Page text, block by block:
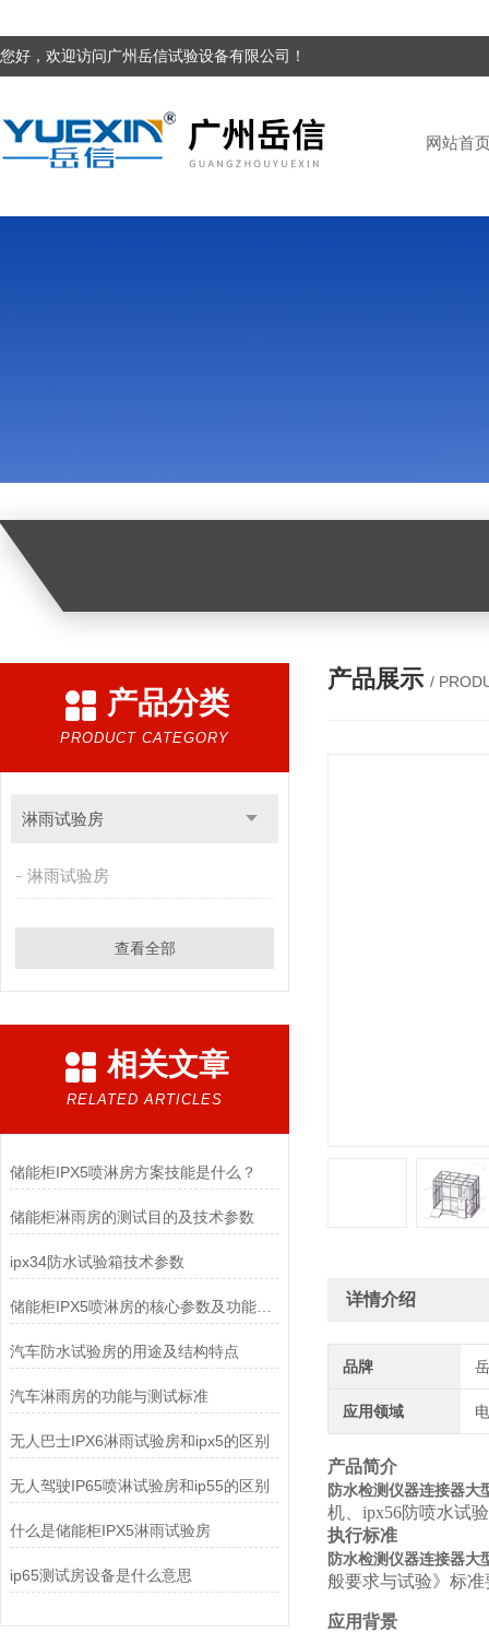
您好，欢迎访问广州岳信试验设备有限公司！
网站首
产品分类
PRODUCT CATEGORY
淋雨试验房
淋雨试验房
查看全部
相关文章
RELATED ARTICLES
储能柜IPX5喷淋房方案技能是什么？
储能柜淋雨房的测试目的及技术参数
ipx34防水试验箱技术参数
储能柜IPX5喷淋房的核心参数及功能特点
汽车防水试验房的用途及结构特点
汽车淋雨房的功能与测试标准
无人巴士IPX6淋雨试验房和ipx5的区别
无人驾驶IP65喷淋试验房和ip55的区别
什么是储能柜IPX5淋雨试验房
ip65测试房设备是什么意思
产品展示 /
详情介绍
品牌
应用领域
产品简介
防水检测仪器连接器大
机、ipx56防喷水试
执行标准
防水检测仪器连接器大
般要求与试验》标准
应用背景